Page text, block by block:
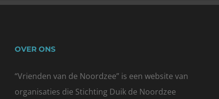
OVER ONS
“Vrienden van de Noordzee” is een website van
organisaties die Stichting Duik de Noordzee